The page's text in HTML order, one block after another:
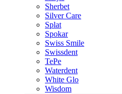
Sherbet
Silver Care
Splat
Spokar
Swiss Smile
Swissdent
TePe
Waterdent
White Glo
Wisdom